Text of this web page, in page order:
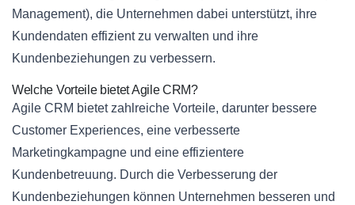
Management), die Unternehmen dabei unterstützt, ihre
Kundendaten effizient zu verwalten und ihre
Kundenbeziehungen zu verbessern.
Welche Vorteile bietet Agile CRM?
Agile CRM bietet zahlreiche Vorteile, darunter bessere
Customer Experiences, eine verbesserte
Marketingkampagne und eine effizientere
Kundenbetreuung. Durch die Verbesserung der
Kundenbeziehungen können Unternehmen besseren und